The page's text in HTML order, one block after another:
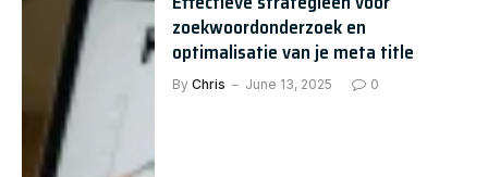
zoekwoordonderzoek en
optimalisatie van je meta title
By Chris June 13, 2025 0